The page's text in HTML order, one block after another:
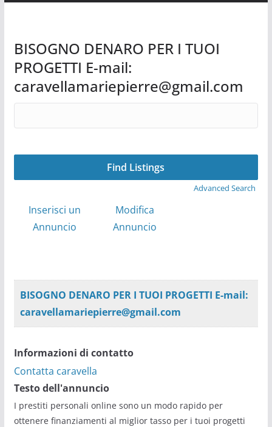
BISOGNO DENARO PER I TUOI
PROGETTI E-mail:
caravellamariepierre@gmail.com
for:
Advanced Search
Inserisci un
Annuncio
Modifica
Annuncio
BISOGNO DENARO PER I TUOI PROGETTI E-mail:
caravellamariepierre@gmail.com
Informazioni di contatto
Contatta caravella
Testo dell'annuncio
I prestiti personali online sono un modo rapido per
ottenere finanziamenti al miglior tasso per i tuoi progetti